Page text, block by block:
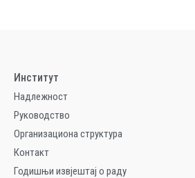
Институт
Надлежност
Руководство
Организациона структура
Контакт
Годишњи извјештај о раду